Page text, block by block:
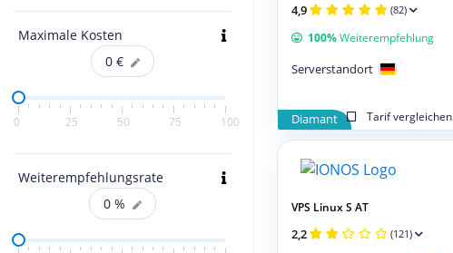
Maximale Kosten
0 €
0 25 50 75 100
Weiterempfehlungsrate
0 %
Diamant Tarif vergleichen
4,9 (82)
100%Weiterempfehlung
Serverstandort
VPS Linux S AT
2,2 (121)